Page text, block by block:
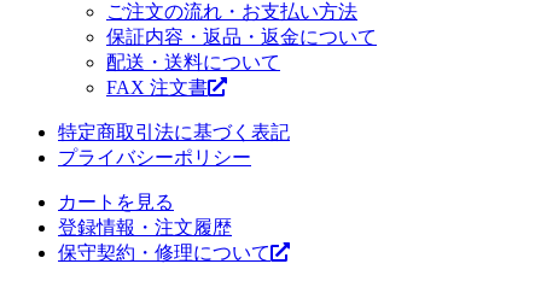
ご注文の流れ・お支払い方法
保証内容・返品・返金について
配送・送料について
FAX 注文書
特定商取引法に基づく表記
プライバシーポリシー
カートを見る
登録情報・注文履歴
保守契約・修理について